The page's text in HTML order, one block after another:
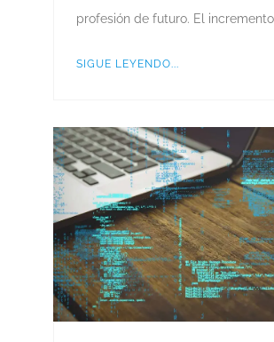
profesión de futuro. El
SIGUE LEYENDO...